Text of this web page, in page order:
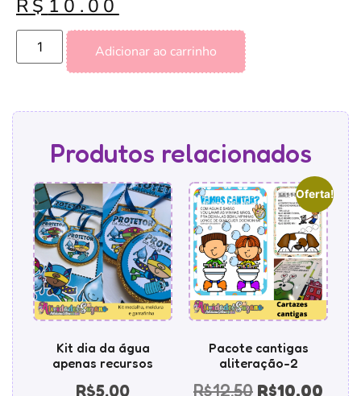
R$ 10.00
Adicionar ao carrinho
Produtos relacionados
Kit dia da água
apenas recursos
R$5.00
Oferta!
Pacote cantigas
aliteração-2
R$12.50 R$10.00